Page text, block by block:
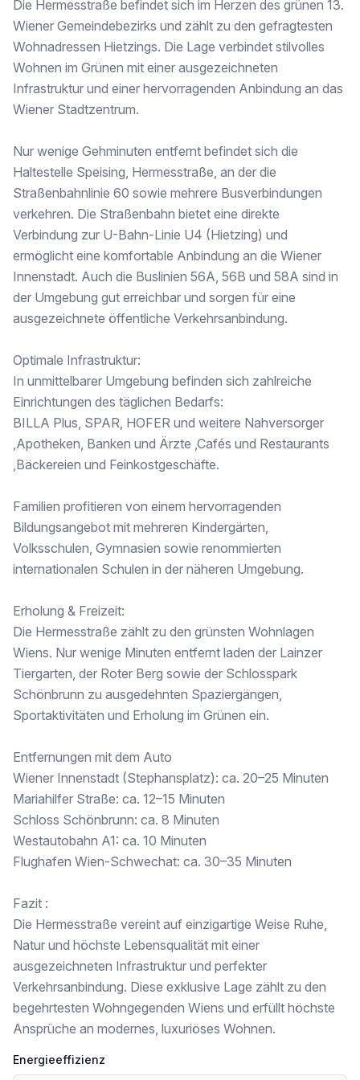
Die exklusiven Badezimmer wurden mit außergewöhnlichen Markenprodukten ausgestattet:
* großformatige Designfliesen
* Versace-Designelemente & Gigacer Premiumfliesen
* Burgbad Waschtische & Hansgrohe und Nobili Designarmaturen
* Walk-In Duschen & freistehende Designbadewannen
* Laufen Dusch-WC
Modern, zeitlos und auf höchstem Designniveau ausgeführt. Diese hochwertigen Marken und Materialien
Top 1 : Gartenresidenz – Private Wellness-Oase & Luxuriöser Salzwasserpool mit vollautomatischer Poolabdeckung für höchsten Komfort und Sicherheit
Die Gartenwohnung begeistert mit einem außergewöhnlichen Privatgarten und einem exklusiven Wellnessbereich.
Highlights:
• großzügige Sonnenterrasse
• private Indoor-Sauna
• luxuriöser Wellnessbereich
• traumhafte Gartenanlage
Ein privates Resort mitten in Wien.
Penthouse Top 3 – Wohnen über den Dächern Hietzings
Das spektakuläre Penthouse bietet ein Wohngefühl der Extraklasse. Über eine elegante Außentreppe gelangen Sie auf die beeindruckende Dachterrasse.
Highlights:
• Solardusche & Vorbereitung für Outdoor-Küche
• Vorbereitung für Pergola & traumhafter Panoramablick
• wunderschöne Sonnenuntergänge mit Westausrichtung Richtung Lainzer Tiergarten
Ein Ort, an dem Luxus und Lebensqualität eine neue Dimension erreichen.
Exklusive Ausstattung auf höchstem Niveau
Jede Wohnung überzeugt durch außergewöhnliche Wohnqualität:
✔Salzwasserpool inklusive automatischer Poolabdeckung
✔ luxuriöser Wellnessbereich
✔ Stellplätze inkl. E-Lade-Vorbereitung
✔ Großzügige Wohnbereiche mit bodentiefen Fensterfronten
✔Garten Außenanlage wurden über € 300.000 investiert. Hochwertige Solitärpflanzen
Die Hermesstraße befindet sich im Herzen des grünen 13.
Wiener Gemeindebezirks und zählt zu den gefragtesten
Wohnadressen Hietzings. Die Lage verbindet stilvolles
Wohnen im Grünen mit einer ausgezeichneten
Infrastruktur und einer hervorragenden Anbindung an das
Wiener Stadtzentrum.
Nur wenige Gehminuten entfernt befindet sich die
Haltestelle Speising, Hermesstraße, an der die
Straßenbahnlinie 60 sowie mehrere Busverbindungen
verkehren. Die Straßenbahn bietet eine direkte
Verbindung zur U-Bahn-Linie U4 (Hietzing) und
ermöglicht eine komfortable Anbindung an die Wiener
Innenstadt. Auch die Buslinien 56A, 56B und 58A sind in
der Umgebung gut erreichbar und sorgen für eine
ausgezeichnete öffentliche Verkehrsanbindung.
Optimale Infrastruktur:
In unmittelbarer Umgebung befinden sich zahlreiche
Einrichtungen des täglichen Bedarfs:
BILLA Plus, SPAR, HOFER und weitere Nahversorger
,Apotheken, Banken und Ärzte ,Cafés und Restaurants
,Bäckereien und Feinkostgeschäfte.
Familien profitieren von einem hervorragenden
Bildungsangebot mit mehreren Kindergärten,
Volksschulen, Gymnasien sowie renommierten
internationalen Schulen in der näheren Umgebung.
Erholung & Freizeit:
Die Hermesstraße zählt zu den grünsten Wohnlagen
Wiens. Nur wenige Minuten entfernt laden der Lainzer
Tiergarten, der Roter Berg sowie der Schlosspark
Schönbrunn zu ausgedehnten Spaziergängen,
Sportaktivitäten und Erholung im Grünen ein.
Entfernungen mit dem Auto
Wiener Innenstadt (Stephansplatz): ca. 20–25 Minuten
Mariahilfer Straße: ca. 12–15 Minuten
Schloss Schönbrunn: ca. 8 Minuten
Westautobahn A1: ca. 10 Minuten
Flughafen Wien-Schwechat: ca. 30–35 Minuten
Fazit :
Die Hermesstraße vereint auf einzigartige Weise Ruhe,
Natur und höchste Lebensqualität mit einer
ausgezeichneten Infrastruktur und perfekter
Verkehrsanbindung. Diese exklusive Lage zählt zu den
begehrtesten Wohngegenden Wiens und erfüllt höchste
Ansprüche an modernes, luxuriöses Wohnen.
Energieeffizienz